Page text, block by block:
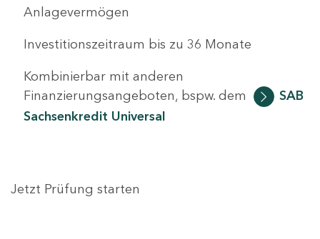
Anlagevermögen
Investitionszeitraum bis zu 36 Monate
Kombinierbar mit anderen
Finanzierungsangeboten, bspw. dem
SAB
Sachsenkredit Universal
Jetzt Prüfung starten